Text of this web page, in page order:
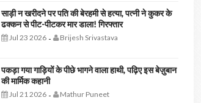
साड़ी न खरीदने पर पति की बेरहमी से हत्या, पत्नी ने कुकर के
ढक्कन से पीट-पीटकर मार डाला! गिरफ्तार
Jul 23 2026- Brijesh Srivastava
पकड़ा गया गाड़ियों के पीछे भागने वाला हाथी, पढ़िए इस बेज़ुबान
की मार्मिक कहानी
Jul 21 2026- Mathur Puneet